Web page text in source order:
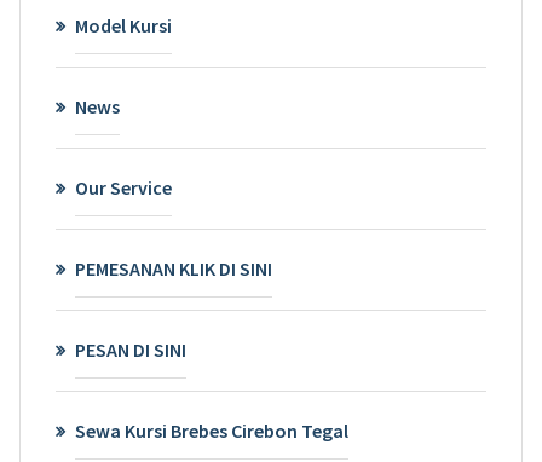
Model Kursi
News
Our Service
PEMESANAN KLIK DI SINI
PESAN DI SINI
Sewa Kursi Brebes Cirebon Tegal